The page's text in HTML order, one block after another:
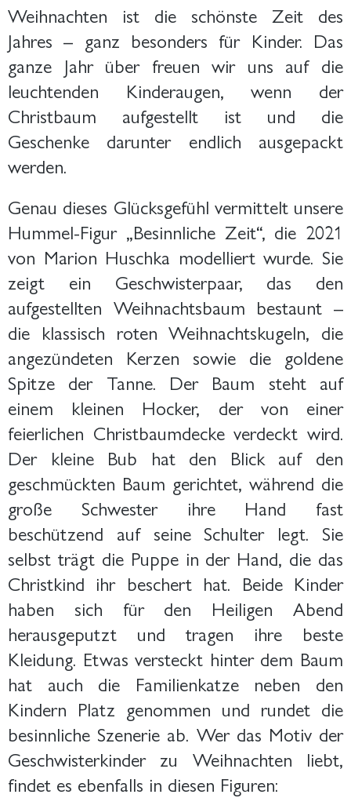
Weihnachten ist die schönste Zeit des
Jahres – ganz besonders für Kinder. Das
ganze Jahr über freuen wir uns auf die
leuchtenden Kinderaugen, wenn der
Christbaum aufgestellt ist und die
Geschenke darunter endlich ausgepackt
werden.
Genau dieses Glücksgefühl vermittelt unsere
Hummel-Figur „Besinnliche Zeit“, die 2021
von Marion Huschka modelliert wurde. Sie
zeigt ein Geschwisterpaar, das den
aufgestellten Weihnachtsbaum bestaunt –
die klassisch roten Weihnachtskugeln, die
angezündeten Kerzen sowie die goldene
Spitze der Tanne. Der Baum steht auf
einem kleinen Hocker, der von einer
feierlichen Christbaumdecke verdeckt wird.
Der kleine Bub hat den Blick auf den
geschmückten Baum gerichtet, während die
große Schwester ihre Hand fast
beschützend auf seine Schulter legt. Sie
selbst trägt die Puppe in der Hand, die das
Christkind ihr beschert hat. Beide Kinder
haben sich für den Heiligen Abend
herausgeputzt und tragen ihre beste
Kleidung. Etwas versteckt hinter dem Baum
hat auch die Familienkatze neben den
Kindern Platz genommen und rundet die
besinnliche Szenerie ab. Wer das Motiv der
Geschwisterkinder zu Weihnachten liebt,
findet es ebenfalls in diesen Figuren: